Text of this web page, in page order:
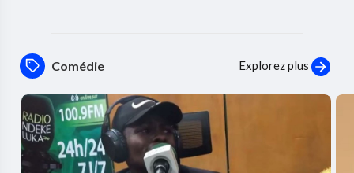
Comédie Explorez plus